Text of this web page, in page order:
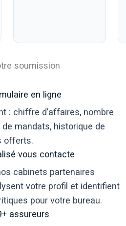
soumission
en ligne
: chiffre d’affaires, nombre
de mandats, historique de
offerts.
vous contacte
cabinets partenaires
votre profil et identifient
pour votre bureau.
assureurs